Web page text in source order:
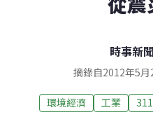
時事新聞
摘錄自2012年5
環境經濟 工業